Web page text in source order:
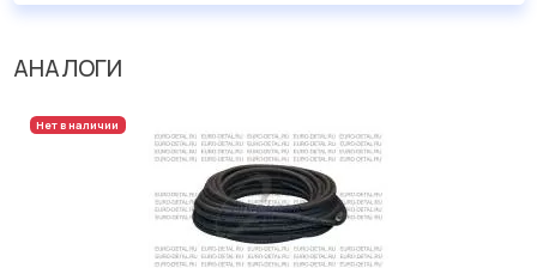
АНАЛОГИ
Нет в наличии